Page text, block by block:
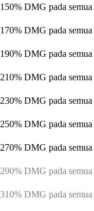
DMG pada semua
DMG pada semua
DMG pada semua
DMG pada semua
DMG pada semua
DMG pada semua
DMG pada semua
DMG pada semua
DMG pada semua